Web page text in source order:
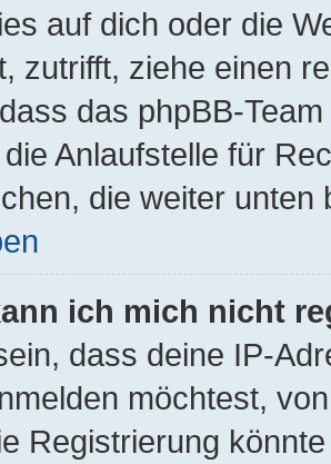
auf dich oder die
zutrifft, ziehe einen
das phpBB-
Anlaufstelle für
die weiter unten
ich mich nicht
dass deine IP-
möchtest,
Registrierung